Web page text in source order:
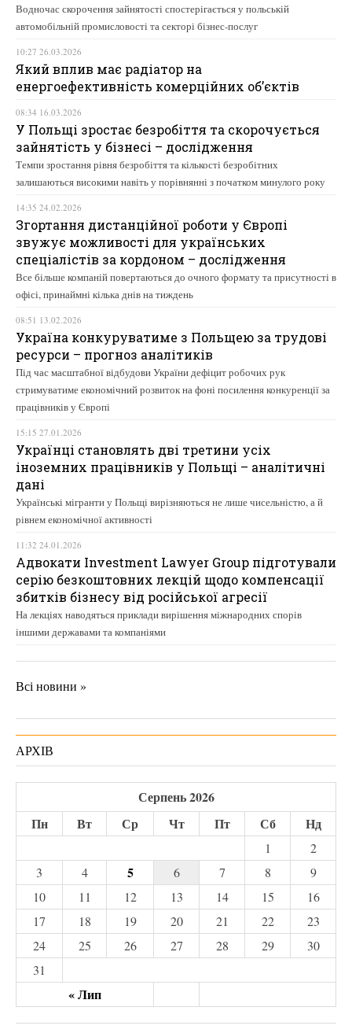
Водночас скорочення зайнятості спостерігається у польській
автомобільній промисловості та секторі бізнес-послуг
10:27 26.03.2026
Який вплив має радіатор на
енергоефективність комерційних об’єктів
08:34 16.03.2026
У Польщі зростає безробіття та скорочується
зайнятість у бізнесі – дослідження
Темпи зростання рівня безробіття та кількості безробітних
залишаються високими навіть у порівнянні з початком минулого року
14:35 24.02.2026
Згортання дистанційної роботи у Європі
звужує можливості для українських
спеціалістів за кордоном – дослідження
Все більше компаній повертаються до очного формату та присутності в
офісі, принаймні кілька днів на тиждень
08:51 13.02.2026
Україна конкуруватиме з Польщею за трудові
ресурси – прогноз аналітиків
Під час масштабної відбудови України дефіцит робочих рук
стримуватиме економічний розвиток на фоні посилення конкуренції за
працівників у Європі
15:15 27.01.2026
Українці становлять дві третини усіх
іноземних працівників у Польщі – аналітичні
дані
Українські мігранти у Польщі вирізняються не лише чисельністю, а й
рівнем економічної активності
11:32 24.01.2026
Адвокати Investment Lawyer Group підготували
серію безкоштовних лекцій щодо компенсації
збитків бізнесу від російської агресії
На лекціях наводяться приклади вирішення міжнародних спорів
іншими державами та компаніями
Всі новини »
АРХІВ
Серпень 2026
Пн
Вт Ср Чт Пт Сб Нд
« Лип
1
2
3
4 5 6 7 8
9
10
11 12 13 14 15
16
17
18 19 20 21 22
23
24
25 26 27 28 29
30
31